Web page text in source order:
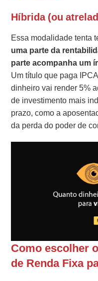
Híbrida (ou
Essa modalidade tenta
uma parte da
parte acompanha um
Um título que paga
dinheiro vai render 5%
de investimento mais
prazo, como a
da perda do poder de
Como escolher
de Renda Fixa